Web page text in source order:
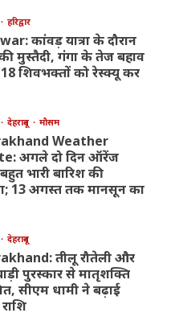
हरिद्वार
कांवड़ यात्रा के दौरान
मुस्तैदी, गंगा के तेज बहाव
शिवभक्तों को रेस्क्यू कर
देहरादून मौसम
Weather
अगले दो दिन ऑरेंज
भारी बारिश की
13 अगस्त तक मानसून का
देहरादून
तीलू रौतेली और
पुरस्कार से मातृशक्ति
सीएम धामी ने बढ़ाई